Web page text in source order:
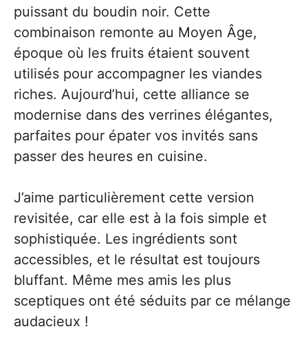
puissant du boudin noir. Cette
combinaison remonte au Moyen Âge,
époque où les fruits étaient souvent
utilisés pour accompagner les viandes
riches. Aujourd’hui, cette alliance se
modernise dans des verrines élégantes,
parfaites pour épater vos invités sans
passer des heures en cuisine.
J’aime particulièrement cette version
revisitée, car elle est à la fois simple et
sophistiquée. Les ingrédients sont
accessibles, et le résultat est toujours
bluffant. Même mes amis les plus
sceptiques ont été séduits par ce mélange
audacieux !